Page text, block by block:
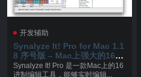
开发辅助
Synalyze It! Pro for Mac 1.1
8 序号版 – Mac上强大的16进
制编辑工具
Synalyze It! Pro 是一款Mac上的16
进制编辑工具，能够实时编辑...